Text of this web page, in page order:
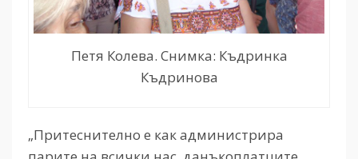
Петя Колева. Снимка: Къдринка
Къдринова
„Притеснително е как администрира